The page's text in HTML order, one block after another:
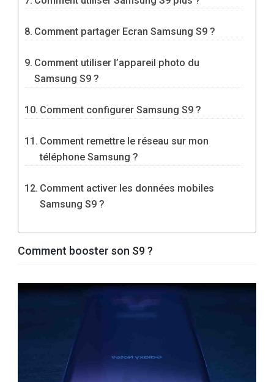
Comment partager Ecran Samsung S9 ?
Comment utiliser l’appareil photo du
Samsung S9 ?
Comment configurer Samsung S9 ?
Comment remettre le réseau sur mon
téléphone Samsung ?
Comment activer les données mobiles
Samsung S9 ?
Comment booster son S9 ?